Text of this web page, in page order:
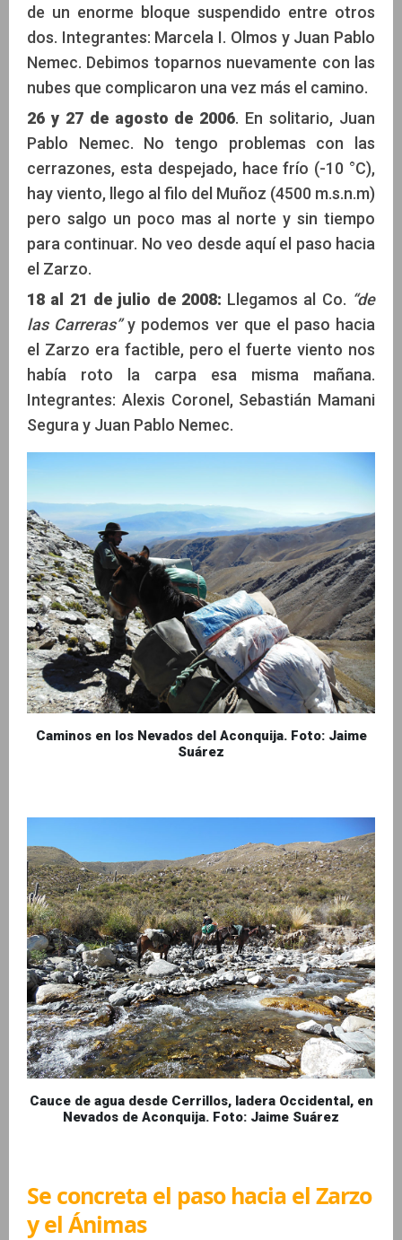
de un enorme bloque suspendido entre otros
dos. Integrantes: Marcela I. Olmos y Juan Pablo
Nemec. Debimos toparnos nuevamente con las
nubes que complicaron una vez más el camino.
26 y 27 de agosto de 2006. En solitario, Juan
Pablo Nemec. No tengo problemas con las
cerrazones, esta despejado, hace frío (-10 °C),
hay viento, llego al filo del Muñoz (4500 m.s.n.m)
pero salgo un poco mas al norte y sin tiempo
para continuar. No veo desde aquí el paso hacia
el Zarzo.
18 al 21 de julio de 2008: Llegamos al Co. “de
las Carreras”y podemos ver que el paso hacia
el Zarzo era factible, pero el fuerte viento nos
había roto la carpa esa misma mañana.
Integrantes: Alexis Coronel, Sebastián Mamani
Segura y Juan Pablo Nemec.
Caminos en los Nevados del Aconquija. Foto: Jaime
Suárez
Cauce de agua desde Cerrillos, ladera Occidental, en
Nevados de Aconquija. Foto: Jaime Suárez
Se concreta el paso hacia el Zarzo
y el Ánimas